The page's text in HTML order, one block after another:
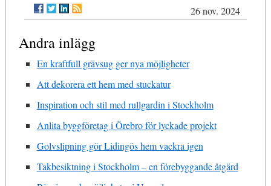
26 nov. 2024
Andra inlägg
En kraftfull grävsug ger nya möjligheter
Att dekorera ett hem med stuckatur
Inspiration och stil med rullgardin i Stockholm
Anlita byggföretag i Örebro för lyckade projekt
Golvslipning gör Lidingös hem vackra igen
Takbesiktning i Stockholm – en förebyggande åtgärd